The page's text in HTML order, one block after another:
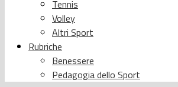
Tennis
Volley
Altri Sport
Rubriche
Benessere
Pedagogia dello Sport